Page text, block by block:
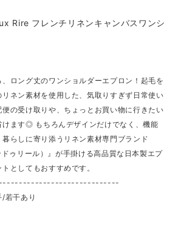
Rire フレンチリネンキャンバスワンシ
ロング丈のワンショルダーエプロン！起毛を
ネン素材を使用した、気取りすぎず日常使い
の受け取りや、ちょっとお買い物に行きたい
けます◎ もちろんデザインだけでなく、機能
らしに寄り添うリネン素材専門ブランド
ドゥリール）』が手掛ける高品質な日本製エプ
としてもおすすめです。
/若干あり